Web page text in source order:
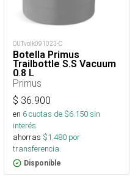
OUTvolk091023-C
Botella Primus
Trailbottle S.S Vacuum
0.8 L
Primus
$ 36.900
en 6cuotas de $6.150sin
interés
ahorras $1.480 por
transferencia.
Disponible